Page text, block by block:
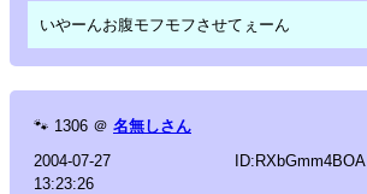
いやーんお腹モフモフさせてぇーん
🐾 1306 ＠ 名無しさん
2004-07-27
13:23:26
ID:RXbGmm4BOA